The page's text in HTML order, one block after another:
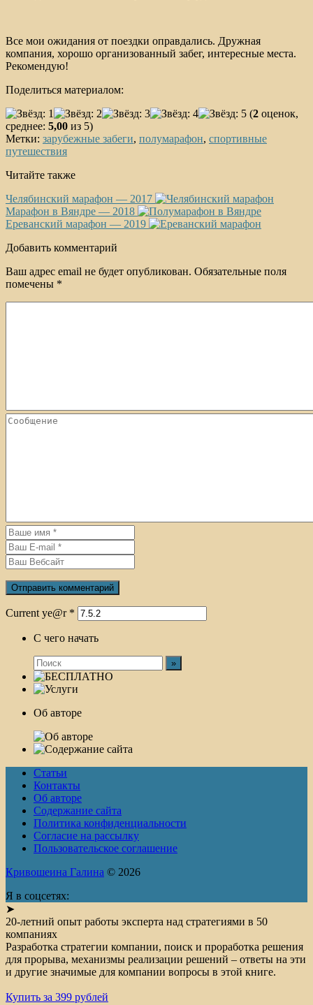
Все мои ожидания от поездки оправдались. Дружная
компания, хорошо организованный забег, интересные места.
Рекомендую!
Поделиться материалом:
(2 оценок,
среднее: 5,00 из 5)
Метки: зарубежные забеги, полумарафон, спортивные
путешествия
Читайте также
Челябинский марафон — 2017
Марафон в Вяндре — 2018
Ереванский марафон — 2019
Добавить комментарий
Ваш адрес email не будет опубликован. Обязательные поля
помечены *
Current ye@r *
С чего начать
Об авторе
Статьи
Контакты
Об авторе
Содержание сайта
Политика конфиденциальности
Согласие на рассылку
Пользовательское соглашение
Кривошеина Галина © 2026
Я в соцсетях:
➤
20-летний опыт работы эксперта над стратегиями в 50
компаниях
Разработка стратегии компании, поиск и проработка решения
для прорыва, механизмы реализации решений – ответы на эти
и другие значимые для компании вопросы в этой книге.
Купить за 399 рублей